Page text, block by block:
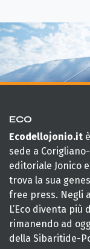
ECO
Ecodellojonio.it
sede a
editoriale Jonico
trova la sua
free press. Negli
L’Eco diventa
rimanendo ad
della Sibaritide-